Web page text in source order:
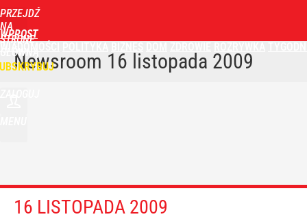
PRZEJDŹ
NA
STRONĘ
GŁÓWNĄ
WPROST
Newsroom 16 listopada 2009
16 LISTOPADA 2009